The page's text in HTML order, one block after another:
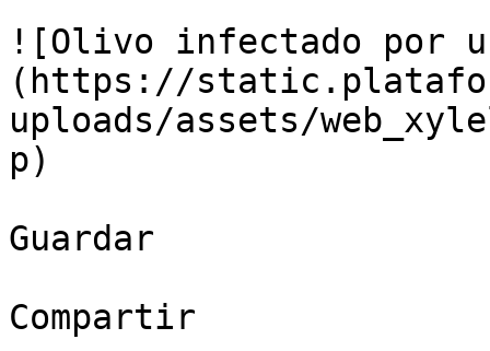
![Olivo infectado por
(https://
uploads/assets/
p)
Guardar
Compartir